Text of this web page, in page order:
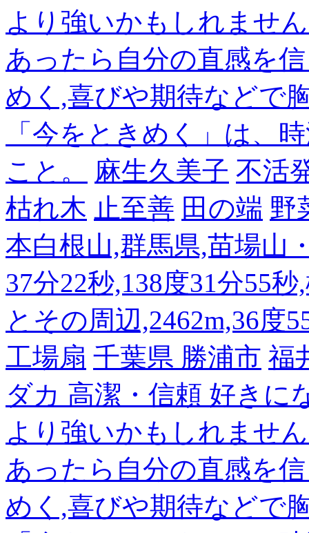
より強いかもしれませ
あったら自分の直感を
めく,喜びや期待などで
「今をときめく」は、
こと。
麻生久美子 不活
枯れ木 止至善 田の端 野
本白根山,群馬県,苗場山
37分22秒,138度31分55秒
とその周辺,2462m,36度
工場扇 千葉県 勝浦市 福
ダカ 高潔・信頼 好きに
より強いかもしれませ
あったら自分の直感を
めく,喜びや期待などで